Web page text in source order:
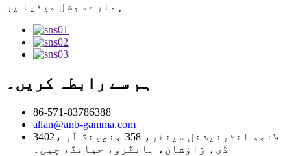
ہمارے سوشل میڈیا پر
ہم سے رابطہ کریں۔
86-571-83786388
allan@anb-gamma.com
3402، لانجو انٹرنیشنل سینٹر، 358 جنچینگ آر
ڈی، ژاؤشان، ہانگزو، جیانگ، چین۔